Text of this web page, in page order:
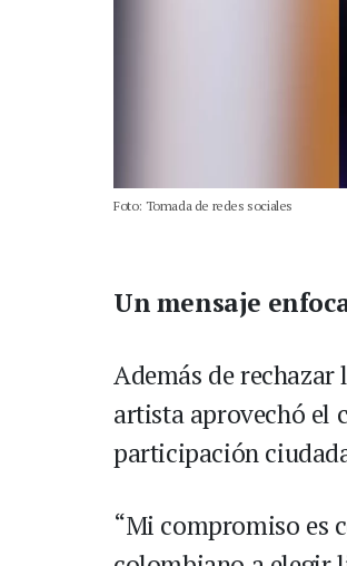
Foto: Tomada de redes sociales
Un mensaje
Además de
artista aprovechó el
participación
“Mi compromiso es